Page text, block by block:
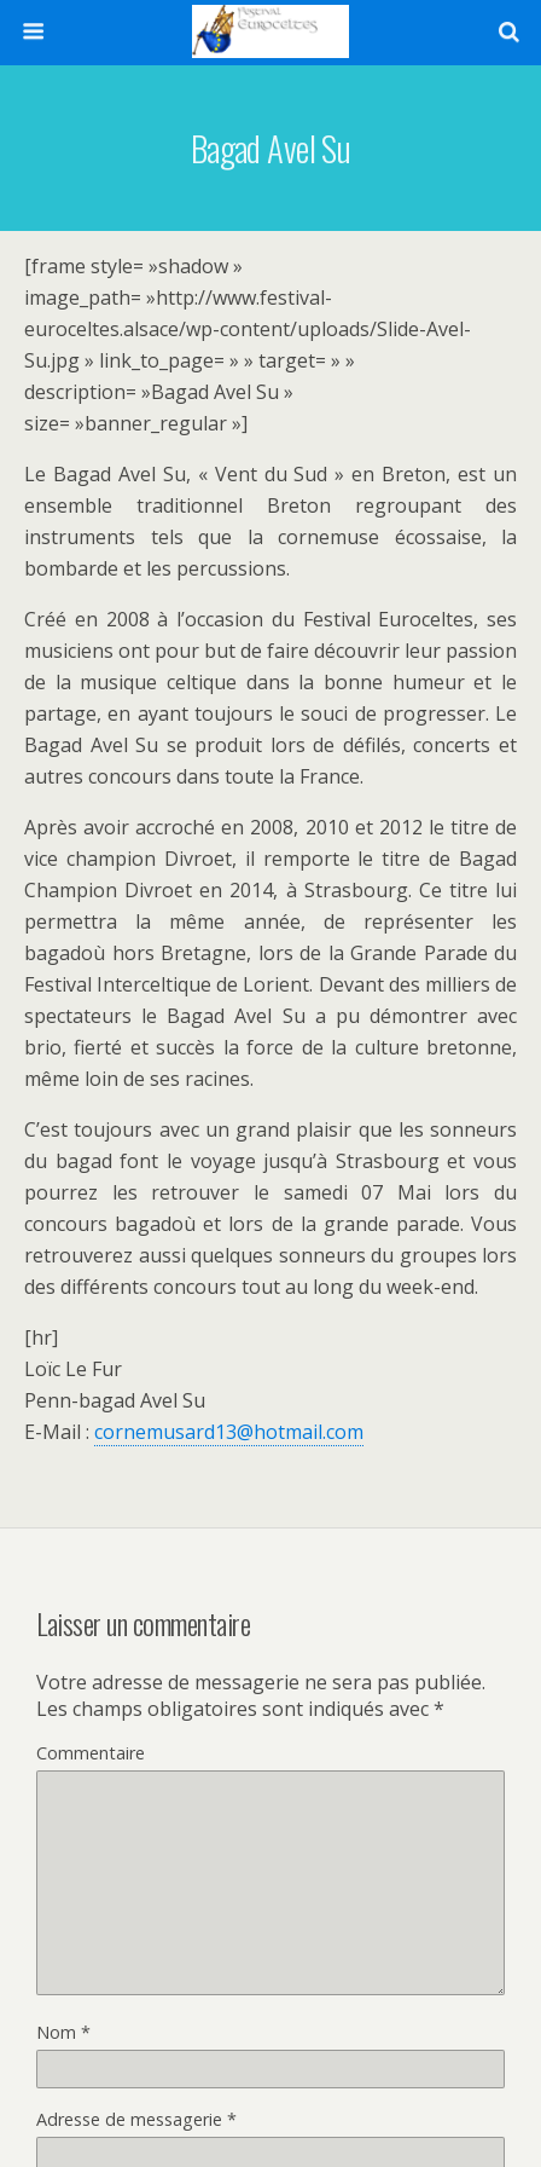
Bagad Avel Su
[frame style= »shadow »
image_path= »http://www.festival-
euroceltes.alsace/wp-content/uploads/Slide-Avel-
Su.jpg » link_to_page= » » target= » »
description= »Bagad Avel Su »
size= »banner_regular »]
Le Bagad Avel Su, « Vent du Sud » en Breton, est un
ensemble traditionnel Breton regroupant des
instruments tels que la cornemuse écossaise, la
bombarde et les percussions.
Créé en 2008 à l’occasion du Festival Euroceltes, ses
musiciens ont pour but de faire découvrir leur passion
de la musique celtique dans la bonne humeur et le
partage, en ayant toujours le souci de progresser. Le
Bagad Avel Su se produit lors de défilés, concerts et
autres concours dans toute la France.
Après avoir accroché en 2008, 2010 et 2012 le titre de
vice champion Divroet, il remporte le titre de Bagad
Champion Divroet en 2014, à Strasbourg. Ce titre lui
permettra la même année, de représenter les
bagadoù hors Bretagne, lors de la Grande Parade du
Festival Interceltique de Lorient. Devant des milliers de
spectateurs le Bagad Avel Su a pu démontrer avec
brio, fierté et succès la force de la culture bretonne,
même loin de ses racines.
C’est toujours avec un grand plaisir que les sonneurs
du bagad font le voyage jusqu’à Strasbourg et vous
pourrez les retrouver le samedi 07 Mai lors du
concours bagadoù et lors de la grande parade. Vous
retrouverez aussi quelques sonneurs du groupes lors
des différents concours tout au long du week-end.
[hr]
Loïc Le Fur
Penn-bagad Avel Su
E-Mail : cornemusard13@hotmail.com
Laisser un commentaire
Votre adresse de messagerie ne sera pas publiée.
Les champs obligatoires sont indiqués avec*
Commentaire
Nom *
Adresse de messagerie *